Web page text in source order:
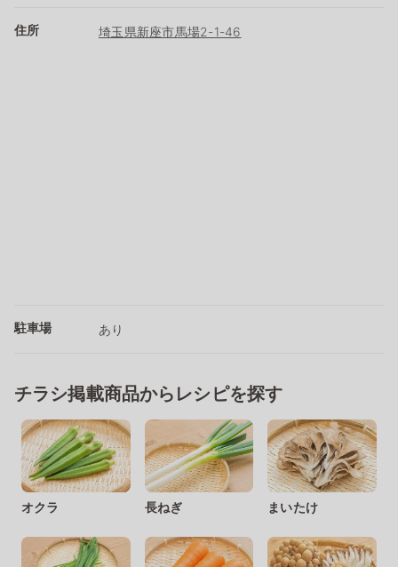
住所 埼玉県新座市馬場2-1-46
駐車場 あり
チラシ掲載商品からレシピを探す
オクラ 長ねぎ まいたけ